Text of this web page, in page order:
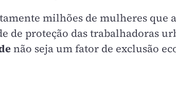
milhões de mulheres
de proteção das trabalhadoras
não seja um fator de exclusão